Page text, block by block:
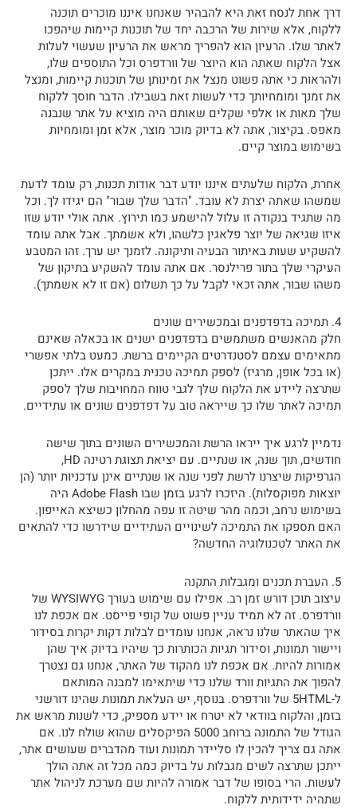
דרך אחת לנסח זאת היא להבהיר שאנחנו איננו מוכרים תוכנה
ללקוח, אלא שירות של הרכבה יחד של תוכנות קיימות שיהפכו
לאתר שלו. הרעיון הוא להפריך מראש את הרעיון שעשוי לעלות
אצל הלקוח שאתה הוא היוצר של וורדפרס וכל התוספים שלו,
ולהראות כי אתה פשוט מנצל את זמינותן של תוכנות קיימות, ומנצל
את זמנך ומומחיותך כדי לעשות זאת בשבילו. הדבר חוסך ללקוח
שלך מאות או אלפי שקלים שאותם היה מוציא על אתר שנבנה
מאפס. בקיצור, אתה לא בדיוק מוכר מוצר, אלא זמן ומומחיות
בשימוש במוצר קיים.
אחרת, הלקוח שלעתים איננו יודע דבר אודות תכנות, רק עומד לדעת
שמשהו שאתה יצרת לא עובד. "הדבר שלך שבור" הם יגידו לך. וכל
מה שתגיד בנקודה זו עלול להישמע כמו תירוץ. אתה אולי יודע שזו
איזו שגיאה של יוצר פלאגין כלשהו, ולא אשמתך. אבל אתה עומד
להשקיע שעות באיתור הבעיה ותיקונה. לזמנך יש ערך. זהו המטבע
העיקרי שלך בתור פרילנסר. אם אתה עומד להשקיע בתיקון של
משהו שבור, אתה זכאי לקבל על כך תשלום (אם זו לא אשמתך).
4. תמיכה בדפדפנים ובמכשירים שונים
חלק מהאנשים משתמשים בדפדפנים ישנים או בכאלה שאינם
מתאימים עצמם לסטנדרטים הקיימים ברשת. כמעט בלתי אפשרי
(או בכל אופן, מרגיז) לספק תמיכה טכנית במקרים אלו. ייתכן
שתרצה ליידע את הלקוח שלך לגבי טווח המחויבות שלך לספק
תמיכה לאתר שלו כך שייראה טוב על דפדפנים שונים או עתידיים.
נדמיין לרגע איך ייראו הרשת והמכשירים השונים בתוך שישה
חודשים, תוך שנה, או שנתיים. עם יציאת תצוגת רטינה HD,
הגרפיקות שיצרנו לרשת לפני שנה או שנתיים אינן עדכניות יותר (הן
יוצאות מפוקסלות). היזכרו לרגע בזמן שבו Adobe Flash היה
בשימוש נרחב, וכמה מהר שיטה זו עפה מהחלון כשיצא האייפון.
האם תספקו את התמיכה לשינויים העתידיים שידרשו כדי להתאים
את האתר לטכנולוגיה החדשה?
5. העברת תכנים ומגבלות התקנה
עיצוב תוכן דורש זמן רב. אפילו עם שימוש בעורך WYSIWYG של
וורדפרס. זה לא תמיד עניין פשוט של קופי פייסט. אם אכפת לנו
איך שהאתר שלנו נראה, אנחנו עומדים לבלות דקות יקרות בסידור
ויישור תמונות, וסידור תגיות הכותרות כך שיהיו בדיוק איך שהן
אמורות להיות. אם אכפת לנו מהקוד של האתר, אנחנו גם נצטרך
להפוך את התגיות וורד שלנו כדי שיתאימו למבנה המותאם
ל-5HTML של וורדפרס. בנוסף, יש העלאת תמונות שהינו דורשני
בזמן, והלקוח בוודאי לא יטרח או יידע מספיק, כדי לשנות מראש את
הגודל של התמונה ברוחב 5000 הפיקסלים שהוא שולח לנו. אם
אתה גם צריך להכין לו סליידר תמונות ועוד מהדברים שעושים אתר,
ייתכן שתרצה לשים מגבלות על בדיוק כמה מכל זה אתה הולך
לעשות. הרי בסופו של דבר אמורה להיות שם מערכת לניהול אתר
שתהיה ידידותית ללקוח.